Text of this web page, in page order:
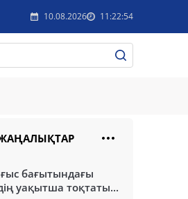
10.08.2026 11:22:54
бағытындағы
уақытша тоқтаты...